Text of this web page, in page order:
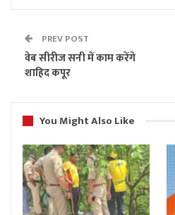
PREV POST
वेब सीरीज सनी में काम करेंगे
शाहिद कपूर
You Might Also Like